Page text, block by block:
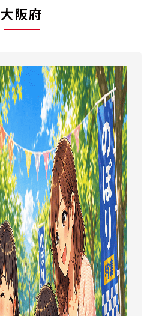
大阪府